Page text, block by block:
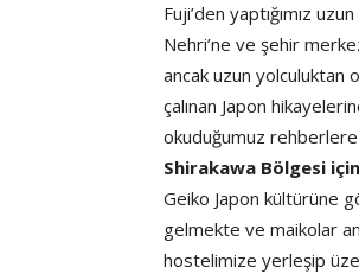
Fuji’den yaptığımız
Nehri’ne ve şehir
ancak uzun yolculuktan
çalınan Japon
okuduğumuz
Shirakawa Bölgesi
Geiko Japon kültürüne
gelmekte ve maikolar
hostelimize yerleşip